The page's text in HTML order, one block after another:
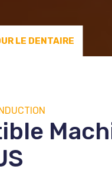
LE DENTAIRE